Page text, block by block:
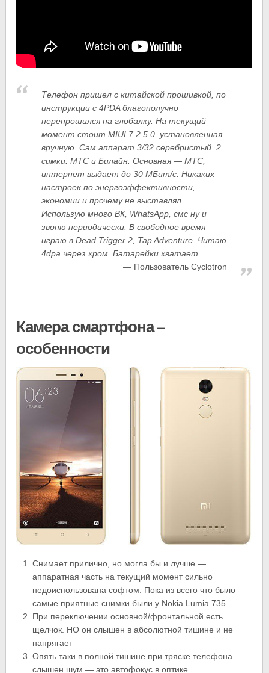
Телефон пришел с китайской прошивкой, по
инструкции с 4PDA благополучно
перепрошился на глобалку. На текущий
момент стоит MIUI 7.2.5.0, установленная
вручную. Сам аппарат 3/32 серебристый. 2
симки: МТС и Билайн. Основная — МТС,
интернет выдает до 30 МБит/с. Никаких
настроек по энергоэффективности,
экономии и прочему не выставлял.
Использую много ВК, WhatsApp, смс ну и
звоню периодически. В свободное время
играю в Dead Trigger 2, Tap Adventure. Читаю
4dpa через хром. Батарейки хватает.
Пользователь Cyclotron
Камера смартфона —
особенности
Снимает прилично, но могла бы и лучше —
аппаратная часть на текущий момент сильно
недоиспользована софтом. Пока из всего что было
самые приятные снимки были у Nokia Lumia 735
При переключении основной/фронтальной есть
щелчок. НО он слышен в абсолютной тишине и не
напрягает
Опять таки в полной тишине при тряске телефона
слышен шум — это автофокус в оптике